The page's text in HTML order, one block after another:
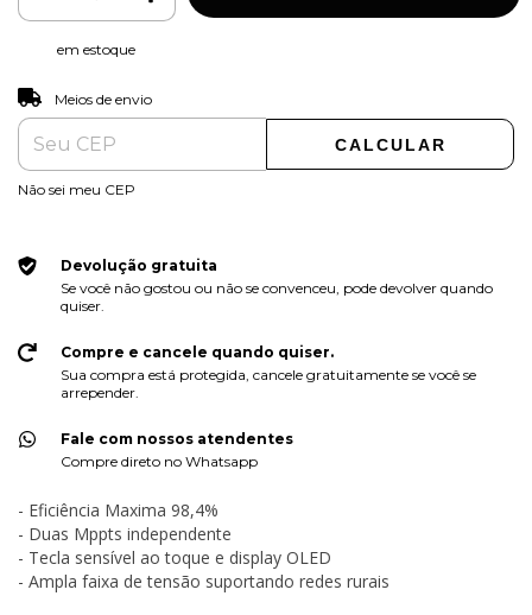
em estoque
Entregas para o CEP:
Meios de envio
CALCULAR
Não sei meu CEP
Devolução gratuita
Se você não gostou ou não se convenceu, pode devolver quando
quiser.
Compre e cancele quando quiser.
Sua compra está protegida, cancele gratuitamente se você se
arrepender.
Fale com nossos atendentes
Compre direto no Whatsapp
- Eficiência Maxima 98,4%
- Duas Mppts independente
- Tecla sensível ao toque e display OLED
- Ampla faixa de tensão suportando redes rurais